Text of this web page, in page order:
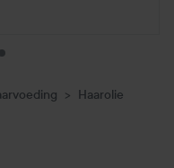
Haarolie